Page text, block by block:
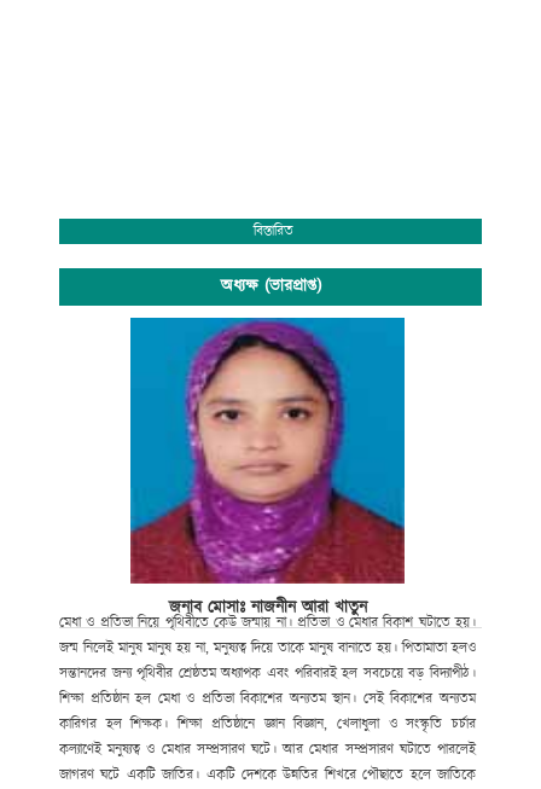
বিস্তারিত
অধ্যক্ষ (ভারপ্রাপ্ত)
জনাব মোসাঃ নাজনীন আরা খাতুন
মেধাও প্রতিভা নিয়ে পৃথিবীতে কেউ জন্মায় না। প্রতিভা ও মেধার বিকাশ ঘটাতে হয়।
জন্ম নিলেই মানুষ মানুষ হয় না,মনুষ্যত্ব দিয়ে তাকে মানুষ বানাতে হয়। পিতামাতা হলও
সন্তানদের জন্য পৃথিবীর শ্রেষ্ঠতম অধ্যাপক এবং পরিবারই হল সবচেয়ে বড় বিদ্যাপীঠ।
শিক্ষা প্রতিষ্ঠান হল মেধা ও প্রতিভা বিকাশের অন্যতম স্থান। সেই বিকাশের অন্যতম
কারিগর হল শিক্ষক। শিক্ষা প্রতিষ্ঠানে জ্ঞান বিজ্ঞান, খেলাধুলা ও সংস্কৃতি চর্চার
কল্যাণেই মনুষ্যত্ব ও মেধার সম্প্রসারণ ঘটে। আর মেধার সম্প্রসারণ ঘটাতে পারলেই
জাগরণ ঘটে একটি জাতির। একটি দেশকে উন্নতির শিখরে পৌছাতে হলে জাতিকে